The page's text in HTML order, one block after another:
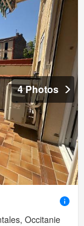
4 Photos
Occitanie